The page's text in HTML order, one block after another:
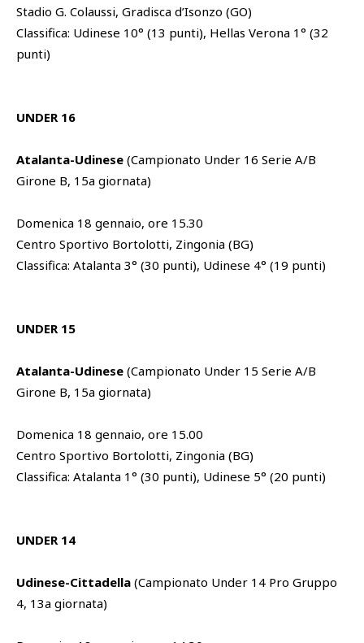
Stadio G. Colaussi, Gradisca d’Isonzo (GO)
Classifica: Udinese 10° (13 punti), Hellas Verona 1° (32
punti)
UNDER 16
Atalanta-Udinese (Campionato Under 16 Serie A/B
Girone B, 15a giornata)
Domenica 18 gennaio, ore 15.30
Centro Sportivo Bortolotti, Zingonia (BG)
Classifica: Atalanta 3° (30 punti), Udinese 4° (19 punti)
UNDER 15
Atalanta-Udinese (Campionato Under 15 Serie A/B
Girone B, 15a giornata)
Domenica 18 gennaio, ore 15.00
Centro Sportivo Bortolotti, Zingonia (BG)
Classifica: Atalanta 1° (30 punti), Udinese 5° (20 punti)
UNDER 14
Udinese-Cittadella (Campionato Under 14 Pro Gruppo
4, 13a giornata)